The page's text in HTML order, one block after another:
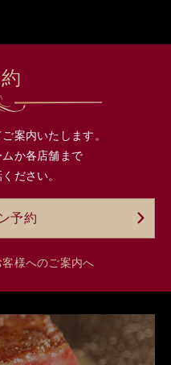
案内いたします。
か各店舗まで
ださい。
予約
様へのご案内へ